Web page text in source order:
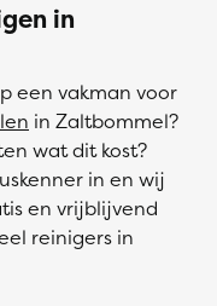
in
een vakman voor
in Zaltbommel?
wat dit kost?
in en wij
en vrijblijvend
reinigers in